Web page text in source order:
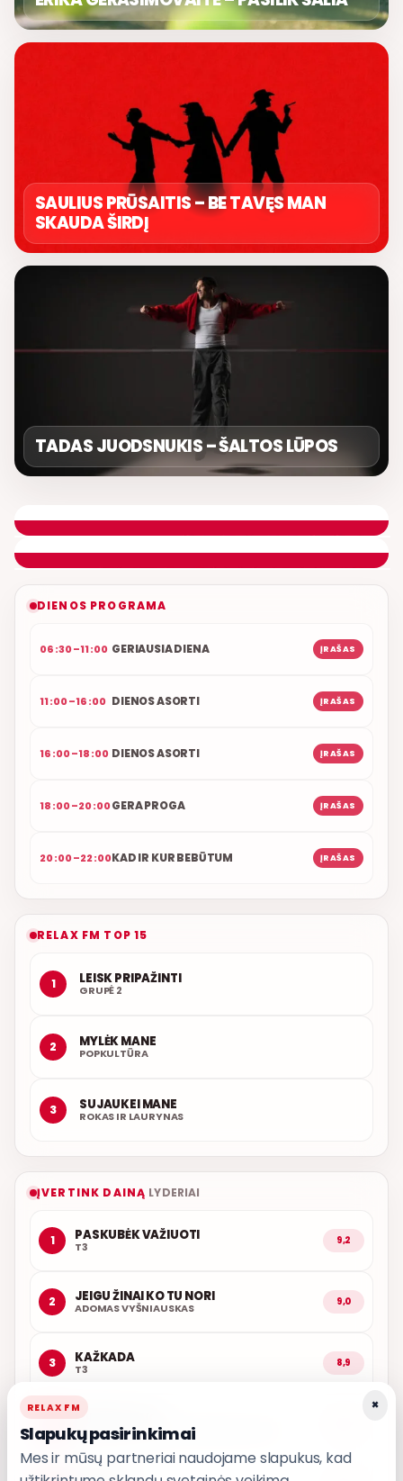
SAULIUS PRŪSAITIS – BE TAVĘS MAN
SKAUDA ŠIRDĮ
TADAS JUODSNUKIS – ŠALTOS LŪPOS
DIENOS PROGRAMA
06:30–11:00 GERIAUSIA DIENA ĮRAŠAS
11:00–16:00 DIENOS ASORTI ĮRAŠAS
16:00–18:00 DIENOS ASORTI ĮRAŠAS
18:00–20:00GERA PROGA ĮRAŠAS
20:00–22:00KAD IR KUR BEBŪTUM ĮRAŠAS
RELAX FM TOP 15
1 LEISK PRIPAŽINTI
GRUPĖ 2
2 MYLĖK MANE
POPKULTŪRA
3 SUJAUKEI MANE
ROKAS IR LAURYNAS
ĮVERTINK DAINĄ LYDERIAI
1 PASKUBĖK VAŽIUOTI
T3 9,2
2 JEIGU ŽINAI KO TU NORI
ADOMAS VYŠNIAUSKAS 9,0
3 KAŽKADA
T3 8,9
MANTAS JANKAVIČIUS, MONIKA LINKYTĖ
×
RELAX FM
Slapukų pasirinkimai
Mes ir mūsų partneriai naudojame slapukus, kad